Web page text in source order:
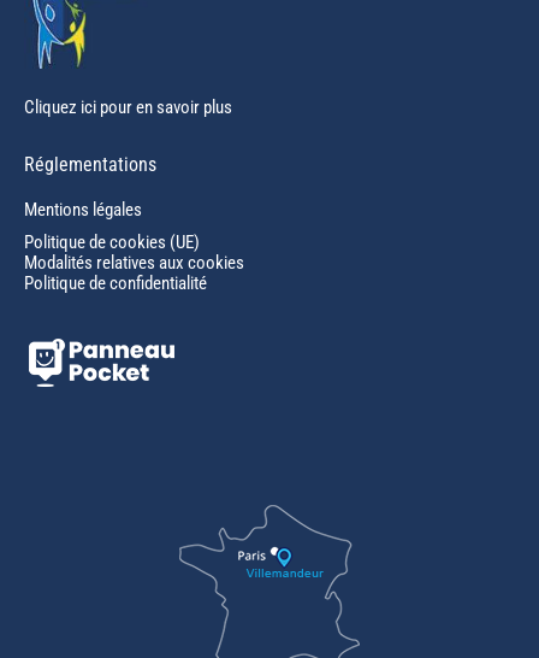
Cliquez ici pour en savoir plus
Réglementations
Mentions légales
Politique de cookies (UE)
Modalités relatives aux cookies
Politique de confidentialité